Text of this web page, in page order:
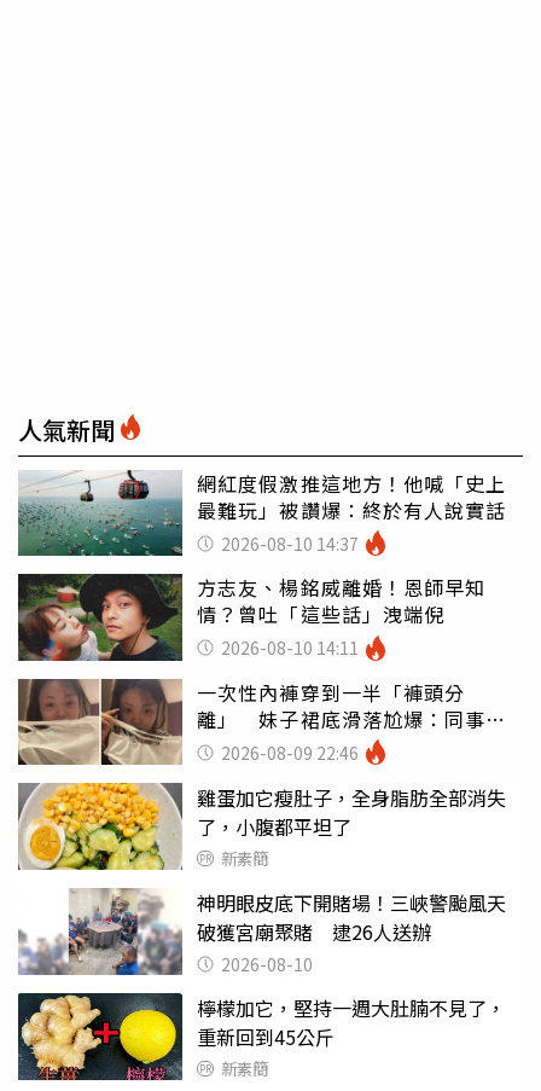
人氣新聞
網紅度假激推這地方！他喊「史上
最難玩」被讚爆：終於有人說實話
2026-08-10 14:37
方志友、楊銘威離婚！恩師早知
情？曾吐「這些話」洩端倪
2026-08-10 14:11
一次性內褲穿到一半「褲頭分
離」 妹子裙底滑落尬爆：同事全
看光2026-08-09 22:46
雞蛋加它瘦肚子，全身脂肪全部消失
了，小腹都平坦了
新素簡
神明眼皮底下開賭場！三峽警颱風天
破獲宮廟聚賭 逮26人送辦
2026-08-10
檸檬加它，堅持一週大肚腩不見了，
重新回到45公斤
新素簡